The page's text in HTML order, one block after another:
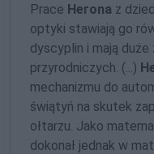
Prace Herona z
optyki stawiają go
dyscyplin i mają
przyrodniczych. (...)
mechanizmu do
świątyń na skutek
ołtarzu. Jako
dokonał jednak w